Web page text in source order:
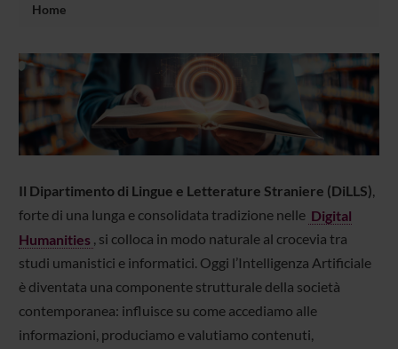
Home
Il Dipartimento di Lingue e Letterature Straniere (DiLLS),
forte di una lunga e consolidata tradizione nelle Digital
Humanities , si colloca in modo naturale al crocevia tra
studi umanistici e informatici. Oggi l’Intelligenza Artificiale
è diventata una componente strutturale della società
contemporanea: influisce su come accediamo alle
informazioni, produciamo e valutiamo contenuti,